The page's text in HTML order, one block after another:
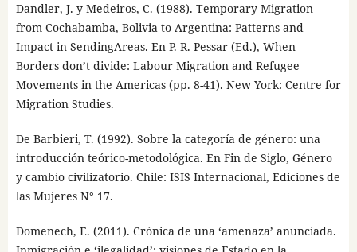
Dandler, J. y Medeiros, C. (1988). Temporary Migration
from Cochabamba, Bolivia to Argentina: Patterns and
Impact in SendingAreas. En P. R. Pessar (Ed.), When
Borders don’t divide: Labour Migration and Refugee
Movements in the Americas (pp. 8-41). New York: Centre for
Migration Studies.
De Barbieri, T. (1992). Sobre la categoría de género: una
introducción teórico-metodológica. En Fin de Siglo, Género
y cambio civilizatorio. Chile: ISIS Internacional, Ediciones de
las Mujeres N° 17.
Domenech, E. (2011). Crónica de una ‘amenaza’ anunciada.